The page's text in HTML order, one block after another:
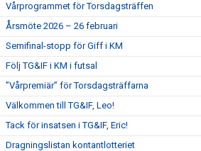
Vårprogrammet för Torsdagsträffen
Årsmöte 2026 – 26 februari
Semifinal-stopp för Giff i KM
Följ TG&IF i KM i futsal
”Vårpremiär” för Torsdagsträffarna
Välkommen till TG&IF, Leo!
Tack för insatsen i TG&IF, Eric!
Dragningslistan kontantlotteriet